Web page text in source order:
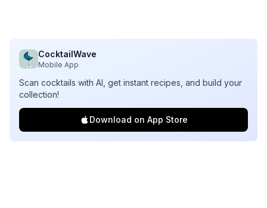
CocktailWave
Mobile App
Scan cocktails with AI, get instant recipes, and build your
collection!
Download on App Store